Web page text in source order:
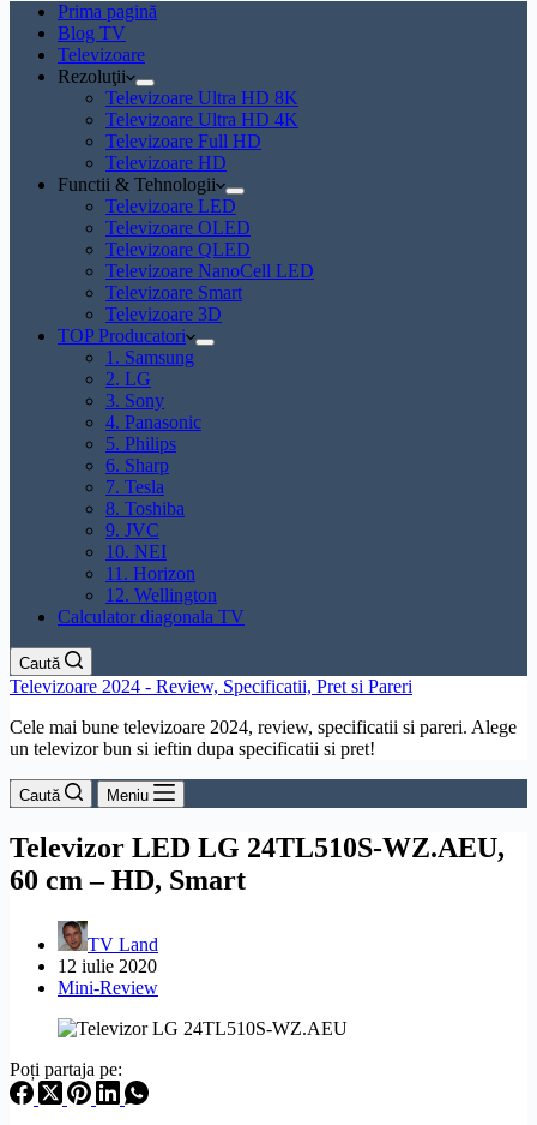
Prima pagină
Blog TV
Televizoare
Rezoluţii
Televizoare Ultra HD 8K
Televizoare Ultra HD 4K
Televizoare Full HD
Televizoare HD
Functii & Tehnologii
Televizoare LED
Televizoare OLED
Televizoare QLED
Televizoare NanoCell LED
Televizoare Smart
Televizoare 3D
TOP Producatori
1. Samsung
2. LG
3. Sony
4. Panasonic
5. Philips
6. Sharp
7. Tesla
8. Toshiba
9. JVC
10. NEI
11. Horizon
12. Wellington
Calculator diagonala TV
Caută
Televizoare 2024 - Review, Specificatii, Pret si Pareri
Cele mai bune televizoare 2024, review, specificatii si pareri. Alege
un televizor bun si ieftin dupa specificatii si pret!
Caută Meniu
Televizor LED LG 24TL510S-WZ.AEU,
60 cm – HD, Smart
TV Land
12 iulie 2020
Mini-Review
Poți partaja pe: